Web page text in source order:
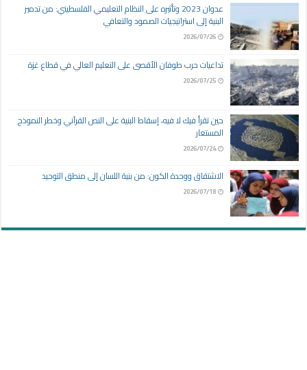
عدوان 2023 وتأثيره على النظام التعليمي الفلسطيني: من تدمير
البنية إلى استراتيجيات الصمود والتعافي
2026/07/26
تداعيات حرب طوفان الأقصى على التعليم العالي في قطاع غزة
2026/07/25
حين تقرأ فيك لا فيه، إسقاط البنية على النص القرآني وخطر النموذج
المستعار
2026/07/24
الاشتقاق ووحدة الكون: من بنية اللسان إلى منطق التوحيد
2026/07/18